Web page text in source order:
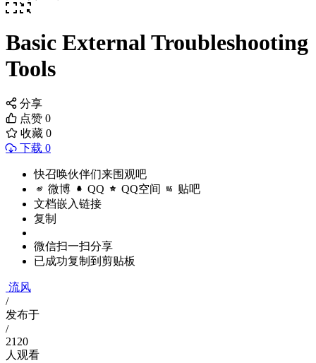
Basic External Troubleshooting
Tools
分享
点赞 0
收藏 0
下载 0
快召唤伙伴们来围观吧
微博 QQ QQ空间 贴吧
文档嵌入链接
复制
微信扫一扫分享
已成功复制到剪贴板
流风
/
发布于
/
2120
人观看